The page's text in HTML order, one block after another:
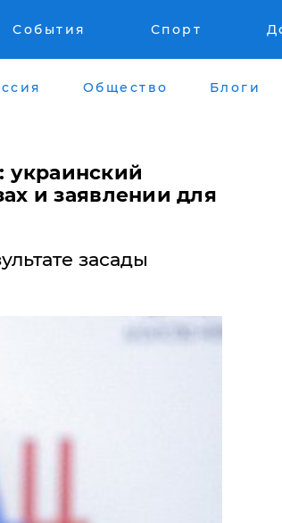
События Спорт
Общество Блоги
и заявлении для
засады